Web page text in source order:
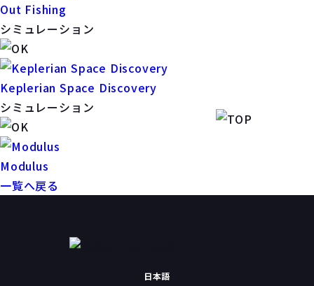
Out Fishing
シミュレーション
Keplerian Space Discovery
シミュレーション
Modulus
一覧へ戻る
日本語